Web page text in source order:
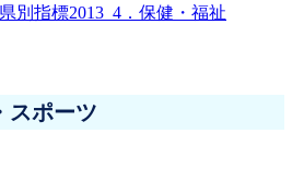
別指標2013_4．保健・福祉
スポーツ